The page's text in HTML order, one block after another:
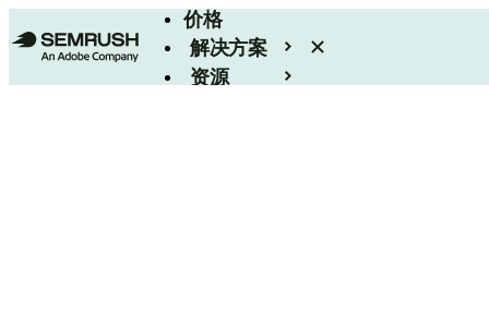
价格
解决方案
资源